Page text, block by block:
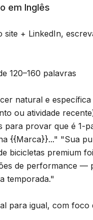
em Inglês
site + LinkedIn,
120–160 palavras
natural e
ou atividade
para provar que é 1-
{{Marca}}..." "Sua
bicicletas premium
de performance —
temporada."
para igual, com foco